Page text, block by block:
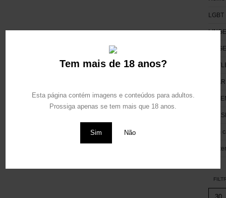
Tem mais de 18 anos?
Esta página contém imagens e conteúdos para adultos.
Prossiga apenas se tem mais que 18 anos.
Sim Não
LGBT
Sem